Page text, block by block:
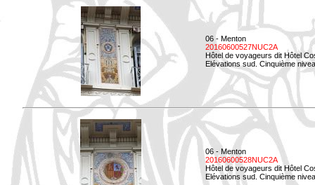
06 - Menton
20160600527NUC2A
Hôtel de voyageurs dit Hôtel
Elévations sud. Cinquième
06 - Menton
20160600528NUC2A
Hôtel de voyageurs dit Hôtel
Elévations sud. Cinquième